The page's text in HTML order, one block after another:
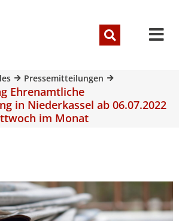
Pressemitteilungen
Ehrenamtliche
in Niederkassel ab 06.07.2022
im Monat